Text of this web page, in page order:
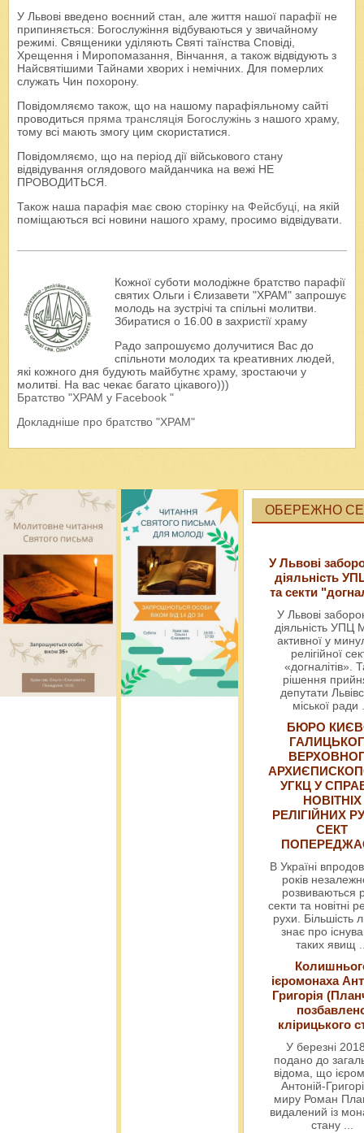
У Львові введено воєнний стан, але життя нашої парафії не
припиняється: Богослужіння відбуваються у звичайному
режимі. Священики уділяють Святі таїнства Сповіді,
Хрещення і Миропомазання, Вінчання, а також відвідують з
Найсвятішими Тайнами хворих і немічних. Для померлих
служать Чин похорону.
Повідомляємо також, що на нашому парафіяльному сайті
проводиться пряма трансляція Богослужінь з нашого храму,
тому всі мають змогу цим скористатися.
Повідомляємо, що на період дії військового стану
відвідування оглядового майданчика на вежі НЕ
ПРОВОДИТЬСЯ.
Також наша парафія має свою сторінку на Фейсбуці, на якій
поміщаються всі новини нашого храму, просимо відвідувати.
Кожної суботи молодіжне братство парафії
святих Ольги і Єлизавети "ХРАМ" запрошує
молодь на зустрічі та спільні молитви.
Збиратися о 16.00 в захристії храму
Радо запрошуємо долучитися Вас до
спільноти молодих та креативних людей,
які кожного дня будують майбутнє храму, зростаючи у
молитві. На вас чекає багато цікавого)))
Братство "ХРАМ у Facebook "
Докладніше про братство "ХРАМ"
ОБЕРЕЖНО
У Львові
діяльність
та секти
У Львові
діяльність УПЦ
активної у
релігійної
«догналітів».
рішення
депутати
міської ради
БЮРО
УГКЦ У
НОВІТНІХ
РЕЛІГІЙНИХ
СЕКТ
В Україні
років
розвиваються
секти та новітні
рухи. Більшість
знає про
таких явищ
ієромонаха
Григорія
клірицького
У березні
подано до
відома, що
Антоній-
миру Роман
видалений із
стану ...